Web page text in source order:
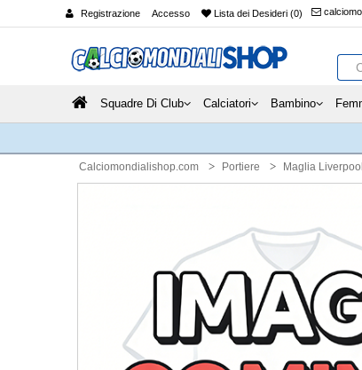
Registrazione Accesso Lista dei Desideri (0)
Squadre Di Club Calciatori Bambino
Calciomondialishop.com Portiere Maglia